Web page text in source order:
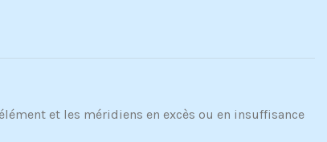
et les méridiens en excès ou en insuffisance